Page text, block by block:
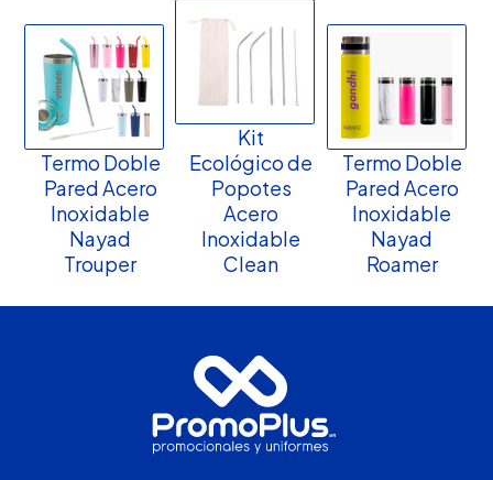
Termo Doble
Pared Acero
Inoxidable
Nayad
Trouper
Kit
Ecológico de
Popotes
Acero
Inoxidable
Clean
Termo Doble
Pared Acero
Inoxidable
Nayad
Roamer